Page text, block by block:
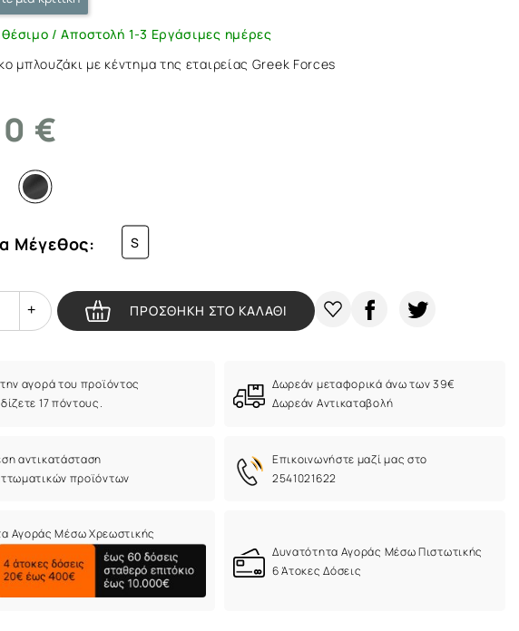
/ Αποστολή 1-3 Εργάσιμες ημέρες
μπλουζάκι με κέντημα της εταιρείας Greek Forces
€
Μέγεθος: S
Quantity ΠΡΟΣΘΗΚΗ ΣΤΟ ΚΑΛΑΘΙ
αγορά του προϊόντος
17 πόντους.
Δωρεάν μεταφορικά άνω των 39€
Δωρεάν Αντικαταβολή
αντικατάσταση
προϊόντων
Eπικοινωνήστε μαζί μας στο
2541021622
Αγοράς Μέσω Χρεωστικής
Δυνατότητα Αγοράς Μέσω Πιστωτικής
6 Άτοκες Δόσεις